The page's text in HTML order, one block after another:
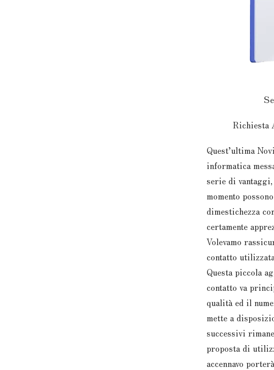
Richiesta
Quest’ultima
informatica
serie di
momento
dimestichezza
certamente
Volevamo
contatto
Questa piccola
contatto va
qualità ed il
mette a
successivi
proposta di
accennavo